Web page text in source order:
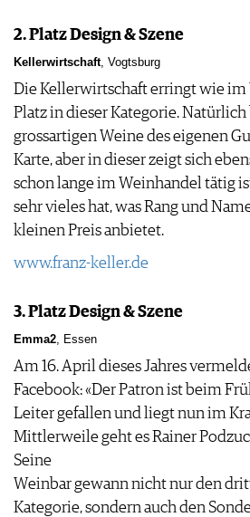
2. Platz Design & Szene
Kellerwirtschaft, Vogtsburg
Die Kellerwirtschaft erringt wie im
Platz in dieser Kategorie.
grossartigen Weine des eigenen
Karte, aber in dieser zeigt sich
schon lange im Weinhandel tätig
sehr vieles hat, was Rang und
kleinen Preis anbietet.
www.franz-keller.de
3. Platz Design & Szene
Emma2, Essen
Am 16. April dieses Jahres
Facebook: «Der Patron ist beim
Leiter gefallen und liegt nun im
Mittlerweile geht es Rainer
Seine
Weinbar gewann nicht nur den
Kategorie, sondern auch den